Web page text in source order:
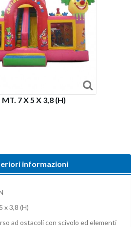
7 X 5 X 3,8 (H)
informazioni
x 3,8 (H)
ad ostacoli con scivolo ed elementi